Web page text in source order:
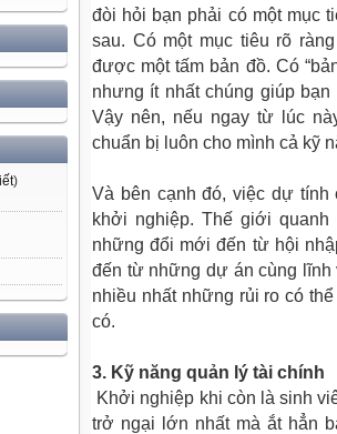
)
đòi hỏi bạn phải có một mục
sau. Có một mục tiêu rõ
được một tấm bản đồ. Có
nhưng ít nhất chúng giúp
Vậy nên, nếu ngay từ lúc
chuẩn bị luôn cho mình cả kỹ
Và bên cạnh đó, việc dự
khởi nghiệp. Thế giới
những đổi mới đến từ hội
đến từ những dự án cùng
nhiều nhất những rủi ro có
có.
3. Kỹ năng quản lý tài chính
Khởi nghiệp khi còn là sinh
trở ngại lớn nhất mà ắt hẳn